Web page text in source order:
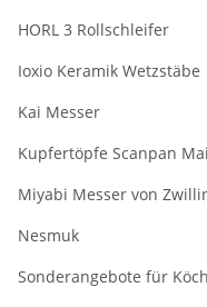
HORL 3 Rollschleifer
Ioxio Keramik Wetzstäbe
Kai Messer
Kupfertöpfe Scanpan
Miyabi Messer von
Nesmuk
Sonderangebote für